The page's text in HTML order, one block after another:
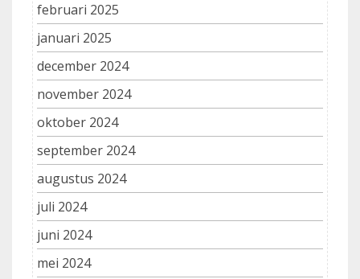
februari 2025
januari 2025
december 2024
november 2024
oktober 2024
september 2024
augustus 2024
juli 2024
juni 2024
mei 2024